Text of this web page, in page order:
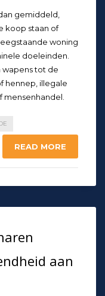
gemiddeld,
koop staan of
woning
doeleinden.
wapens tot de
hennep, illegale
mensenhandel.
READ MORE
aan